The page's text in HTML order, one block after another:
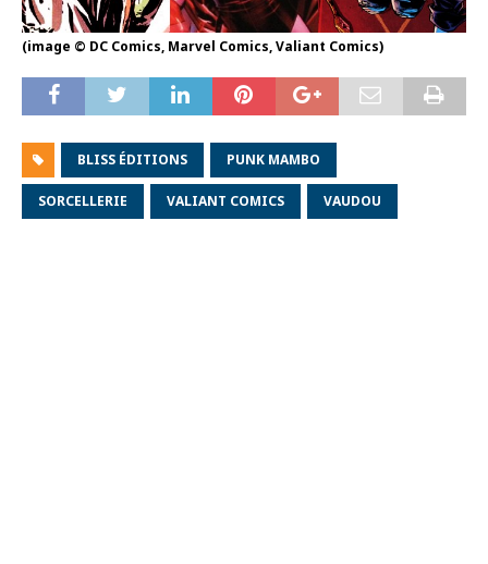
(image © DC Comics, Marvel Comics, Valiant Comics)
BLISS ÉDITIONS PUNK MAMBO
SORCELLERIE VALIANT COMICS VAUDOU